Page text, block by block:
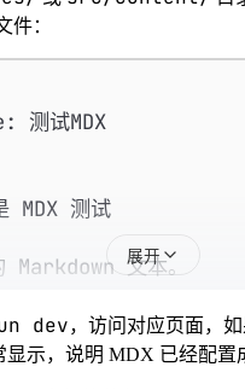
件：
试MDX
MDX 测试
Markdown 文本。
const greeting =
展开
dev，访问对应页面，
显示，说明 MDX 已经配置